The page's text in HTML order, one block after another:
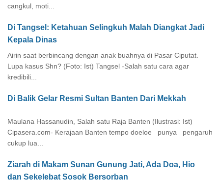
cangkul, moti...
Di Tangsel: Ketahuan Selingkuh Malah Diangkat Jadi
Kepala Dinas
Airin saat berbincang dengan anak buahnya di Pasar Ciputat.
Lupa kasus Shn? (Foto: Ist) Tangsel -Salah satu cara agar
kredibili...
Di Balik Gelar Resmi Sultan Banten Dari Mekkah
Maulana Hassanudin, Salah satu Raja Banten (Ilustrasi: Ist)
Cipasera.com- Kerajaan Banten tempo doeloe punya pengaruh
cukup lua...
Ziarah di Makam Sunan Gunung Jati, Ada Doa, Hio
dan Sekelebat Sosok Bersorban